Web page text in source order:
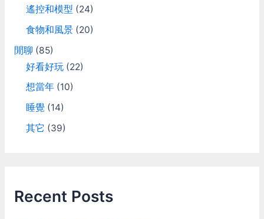
遙控和模型 (24)
食物和風景(20)
閒聊 (85)
好看好玩(22)
想當年(10)
睡覺(14)
其它 (39)
Recent Posts